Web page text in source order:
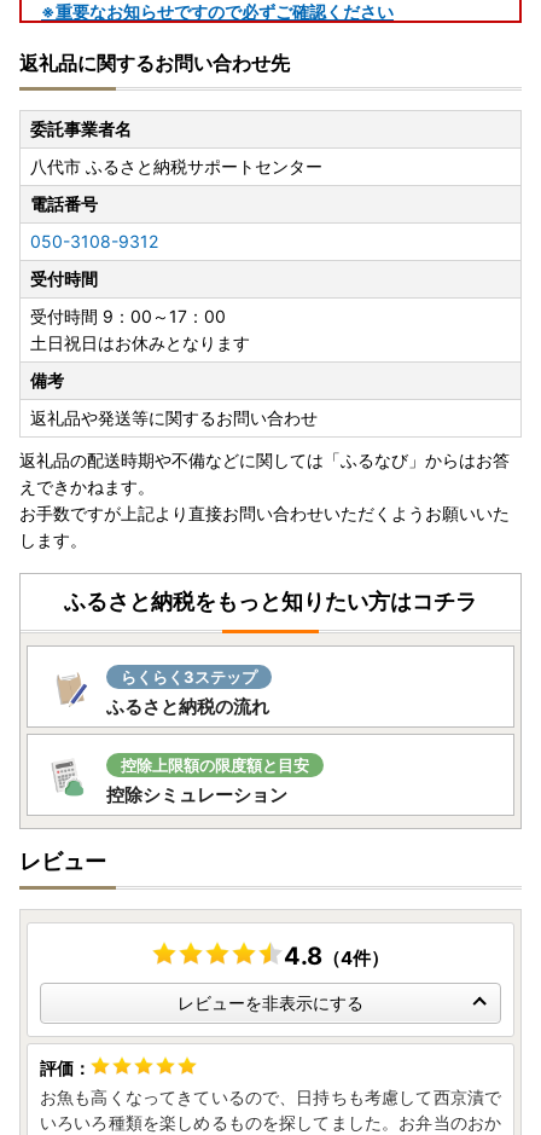
※重要なお知らせですので必ずご確認ください
■ワンストップ特例申請書についてのお知らせ
令和8年6月23日ご寄附分より、「寄附金受領証明書」は原
則ハガキにてお送りします。
ワンストップ特例申請をご希望の場合は、ハガキに記載のQ
Rコードより「自治体マイページ」にアクセスし、オンライ
ン申請をご利用ください。
紙のワンストップ特例申請書をご希望の場合は、八代市役所
までご連絡いただければ、申請書をお送りします。
お問い合わせ先（電話番号）：050-3108-9312
■寄附管理及びオンラインワンストップ特例申請について
熊本県八代市へお申し込みいただきましたご寄附の管理及び
ワンストップ特例申請の管理は、2026年ご寄附より「自治
体マイページ」に対応しております。
ぜひご活用くださいませ。
返礼品に関するお問い合わせ先
委託事業者名
八代市 ふるさと納税サポートセンター
電話番号
050-3108-9312
受付時間
受付時間 9：00～17：00
土日祝日はお休みとなります
備考
返礼品や発送等に関するお問い合わせ
返礼品の配送時期や不備などに関しては「ふるなび」からはお答
えできかねます。
お手数ですが上記より直接お問い合わせいただくようお願いいた
します。
ふるさと納税をもっと知りたい方はコチラ
らくらく3ステップ
ふるさと納税の流れ
控除上限額の限度額と目安
控除シミュレーション
レビュー
4.8 （4件）
レビューを非表示にする
お魚も高くなってきているので、日持ちも考慮して西京漬で
いろいろ種類を楽しめるものを探してました。お弁当のおか